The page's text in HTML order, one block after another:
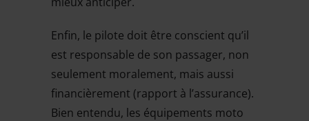
Enfin, le pilote doit être conscient qu’il
est responsable de son passager, non
seulement moralement, mais aussi
financièrement (rapport à l’assurance).
Bien entendu, les équipements moto